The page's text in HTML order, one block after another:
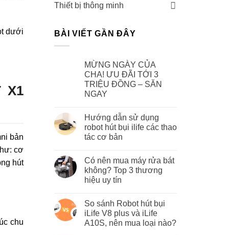
dưới
X1
bản
cơ
hút
chu
Thiết bị thông minh
BÀI VIẾT GẦN ĐÂY
MỪNG NGÀY CỦA
CHA! ƯU ĐÃI TỚI 3
TRIỆU ĐỒNG – SĂN
NGAY
Hướng dẫn sử dụng
robot hút bụi ilife các thao
tác cơ bản
Có nên mua máy rửa bát
không? Top 3 thương
hiệu uy tín
So sánh Robot hút bụi
iLife V8 plus và iLife
A10S, nên mua loại nào?